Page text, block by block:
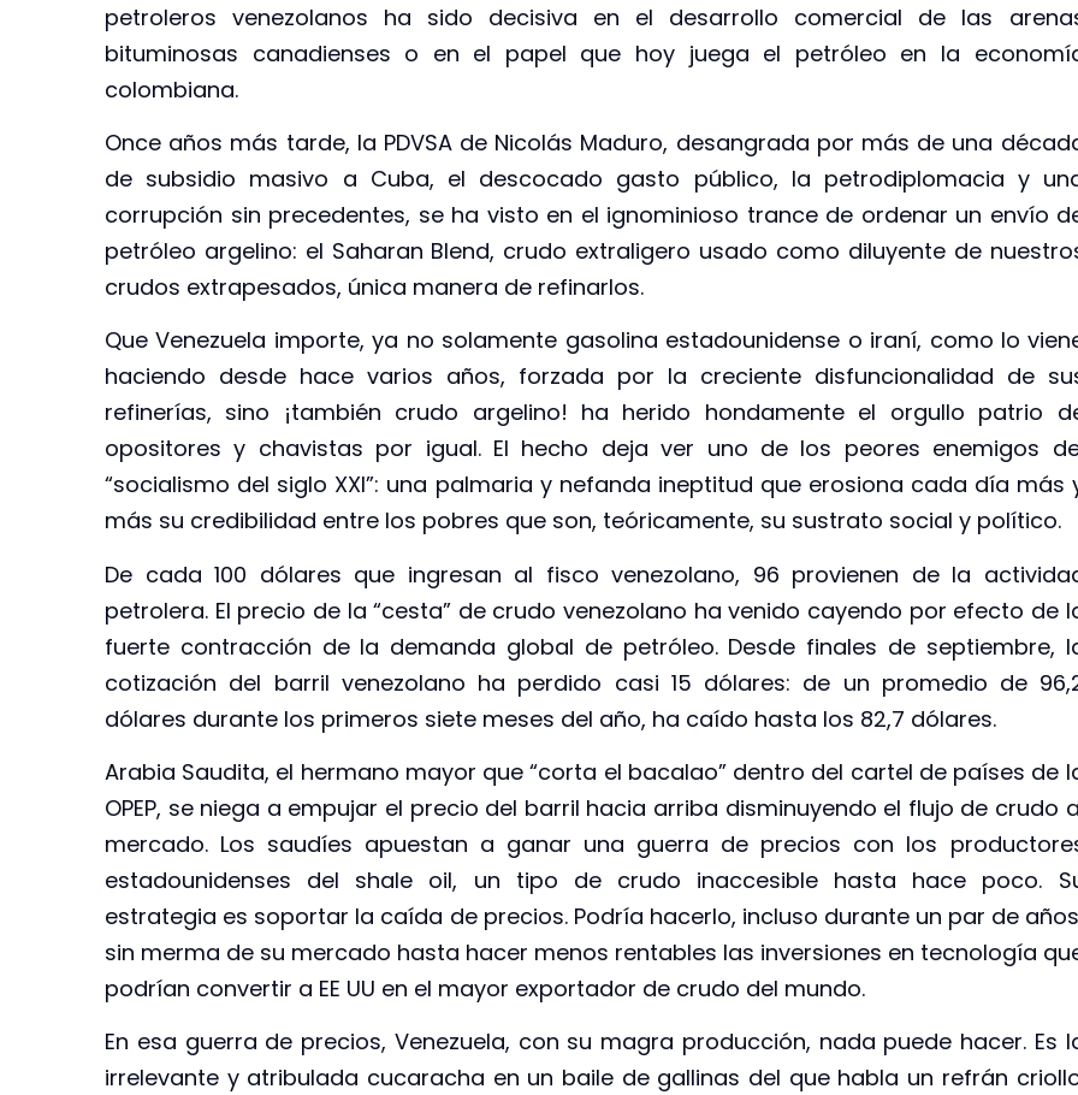
petroleros venezolanos ha sido decisiva en el desarrollo comercial de las
bituminosas canadienses o en el papel que hoy juega el petróleo en la
colombiana.
Once años más tarde, la PDVSA de Nicolás Maduro, desangrada por más de una
de subsidio masivo a Cuba, el descocado gasto público, la petrodiplomacia y
corrupción sin precedentes, se ha visto en el ignominioso trance de ordenar un envío
petróleo argelino: el Saharan Blend, crudo extraligero usado como diluyente de
crudos extrapesados, única manera de refinarlos.
Que Venezuela importe, ya no solamente gasolina estadounidense o iraní, como lo
haciendo desde hace varios años, forzada por la creciente disfuncionalidad de
refinerías, sino ¡también crudo argelino! ha herido hondamente el orgullo patrio
opositores y chavistas por igual. El hecho deja ver uno de los peores enemigos
“socialismo del siglo XXI”: una palmaria y nefanda ineptitud que erosiona cada día más
más su credibilidad entre los pobres que son, teóricamente, su sustrato social y político.
De cada 100 dólares que ingresan al fisco venezolano, 96 provienen de la
petrolera. El precio de la “cesta” de crudo venezolano ha venido cayendo por efecto de
fuerte contracción de la demanda global de petróleo. Desde finales de septiembre,
cotización del barril venezolano ha perdido casi 15 dólares: de un promedio de
dólares durante los primeros siete meses del año, ha caído hasta los 82,7 dólares.
Arabia Saudita, el hermano mayor que “corta el bacalao” dentro del cartel de países de
OPEP, se niega a empujar el precio del barril hacia arriba disminuyendo el flujo de crudo
mercado. Los saudíes apuestan a ganar una guerra de precios con los
estadounidenses del shale oil, un tipo de crudo inaccesible hasta hace poco.
estrategia es soportar la caída de precios. Podría hacerlo, incluso durante un par de
sin merma de su mercado hasta hacer menos rentables las inversiones en tecnología
podrían convertir a EE UU en el mayor exportador de crudo del mundo.
En esa guerra de precios, Venezuela, con su magra producción, nada puede hacer. Es
irrelevante y atribulada cucaracha en un baile de gallinas del que habla un refrán